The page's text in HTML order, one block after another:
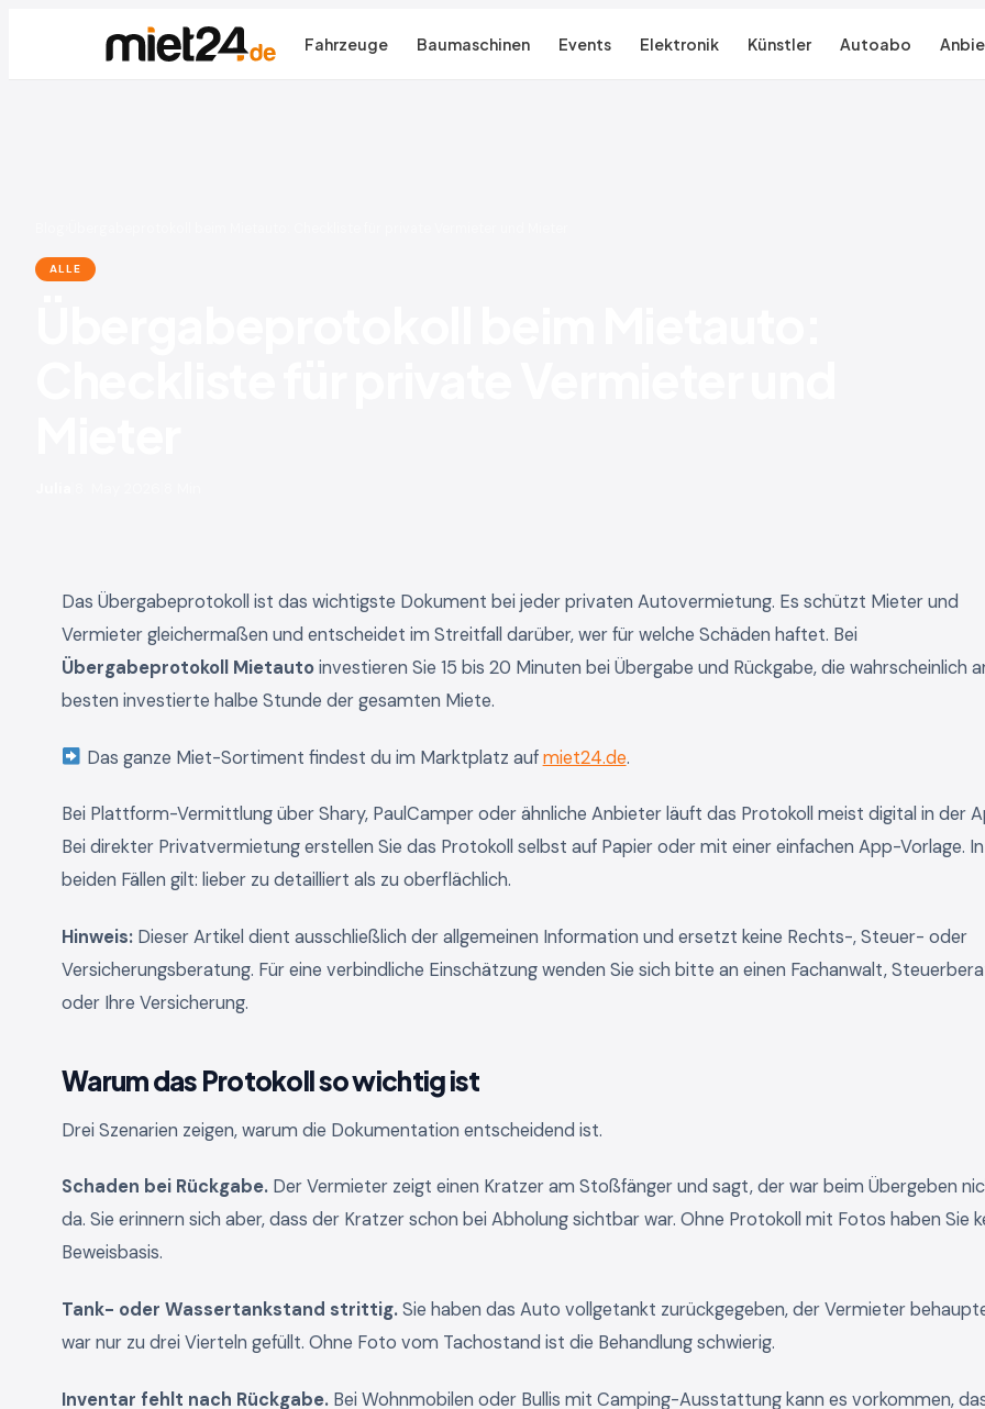
Fahrzeuge Baumaschinen Events Elektronik Künstler Autoabo
ALLE
Das Übergabeprotokoll ist das wichtigste Dokument bei jeder privaten Autovermietung. Es schützt Mieter und
Vermieter gleichermaßen und entscheidet im Streitfall darüber, wer für welche Schäden haftet. Bei
Übergabeprotokoll Mietautoinvestieren Sie 15 bis 20 Minuten bei Übergabe und Rückgabe, die wahrscheinlich
besten investierte halbe Stunde der gesamten Miete.
Das ganze Miet-Sortiment findest du im Marktplatz aufmiet24.de.
Bei Plattform-Vermittlung über Shary, PaulCamper oder ähnliche Anbieter läuft das Protokoll meist digital in der
Bei direkter Privatvermietung erstellen Sie das Protokoll selbst auf Papier oder mit einer einfachen App-Vorlage. In
beiden Fällen gilt: lieber zu detailliert als zu oberflächlich.
Hinweis: Dieser Artikel dient ausschließlich der allgemeinen Information und ersetzt keine Rechts-, Steuer- oder
Versicherungsberatung. Für eine verbindliche Einschätzung wenden Sie sich bitte an einen Fachanwalt,
oder Ihre Versicherung.
Warum das Protokoll so wichtig ist
Drei Szenarien zeigen, warum die Dokumentation entscheidend ist.
Schaden bei Rückgabe. Der Vermieter zeigt einen Kratzer am Stoßfänger und sagt, der war beim Übergeben
da. Sie erinnern sich aber, dass der Kratzer schon bei Abholung sichtbar war. Ohne Protokoll mit Fotos haben Sie
Beweisbasis.
Tank- oder Wassertankstand strittig.Sie haben das Auto vollgetankt zurückgegeben, der Vermieter
war nur zu drei Vierteln gefüllt. Ohne Foto vom Tachostand ist die Behandlung schwierig.
Inventar fehlt nach Rückgabe. Bei Wohnmobilen oder Bullis mit Camping-Ausstattung kann es vorkommen,